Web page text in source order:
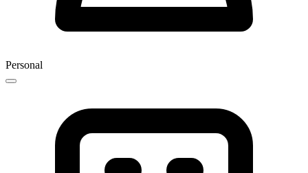
Personal